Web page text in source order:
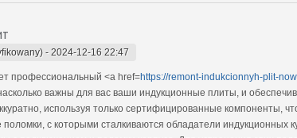
- 2024-12-16 22:47
профессиональный <a href=https://remont-indukcionnyh-plit-
важны для вас ваши индукционные плиты, и
используя только сертифицированные компоненты,
с которыми сталкиваются обладатели